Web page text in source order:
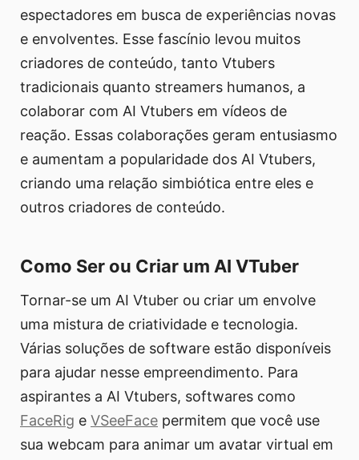
espectadores em busca de experiências novas
e envolventes. Esse fascínio levou muitos
criadores de conteúdo, tanto Vtubers
tradicionais quanto streamers humanos, a
colaborar com AI Vtubers em vídeos de
reação. Essas colaborações geram entusiasmo
e aumentam a popularidade dos AI Vtubers,
criando uma relação simbiótica entre eles e
outros criadores de conteúdo.
Como Ser ou Criar um AI VTuber
Tornar-se um AI Vtuber ou criar um envolve
uma mistura de criatividade e tecnologia.
Várias soluções de software estão disponíveis
para ajudar nesse empreendimento. Para
aspirantes a AI Vtubers, softwares como
FaceRig e VSeeFace permitem que você use
sua webcam para animar um avatar virtual em